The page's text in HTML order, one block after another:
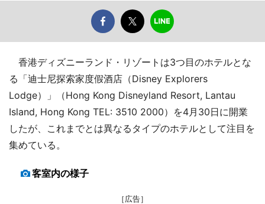
香港ディズニーランド・リゾートは3つ目のホテルとな
る「迪士尼探索家度假酒店（Disney Explorers
Lodge）」（Hong Kong Disneyland Resort, Lantau
Island, Hong Kong TEL: 3510 2000）を4月30日に開業
したが、これまでとは異なるタイプのホテルとして注目を
集めている。
客室内の様子
［広告］